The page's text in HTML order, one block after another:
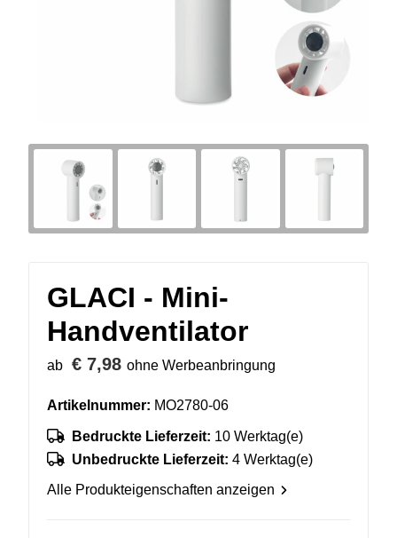
GLACI - Mini-
Handventilator
ab € 7,98 ohne Werbeanbringung
Artikelnummer: MO2780-06
Bedruckte Lieferzeit: 10 Werktag(e)
Unbedruckte Lieferzeit: 4 Werktag(e)
Alle Produkteigenschaften anzeigen